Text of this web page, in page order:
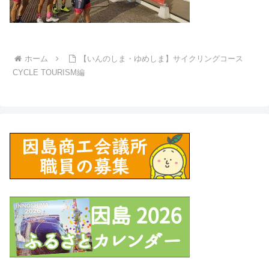
ホーム
【いんのしま・ゆめしま】サイクリングコース
CYCLE TOURISM編